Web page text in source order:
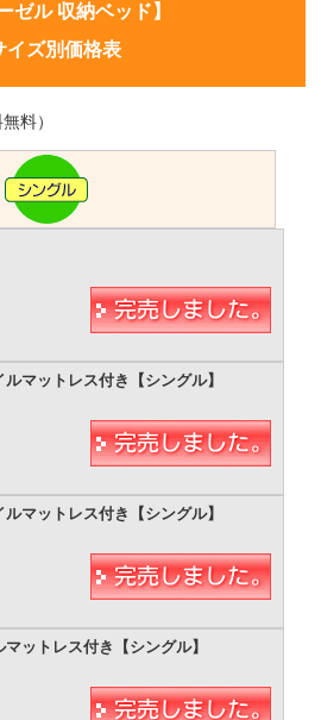
ゼル 収納ベッド】
イズ別価格表
料）